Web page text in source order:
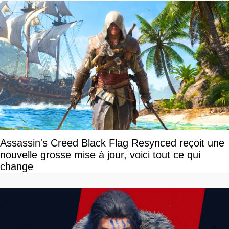
Assassin's Creed Black Flag Resynced reçoit une
nouvelle grosse mise à jour, voici tout ce qui
change